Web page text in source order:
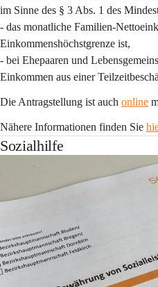
im Sinne des § 3 Abs. 1 des
- das monatliche Familien-
Einkommenshöchstgrenze ist,
- bei Ehepaaren und
Einkommen aus einer
Die Antragstellung ist auch online
Nähere Informationen finden Sie
Sozialhilfe